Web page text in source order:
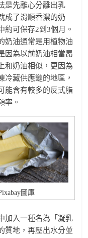
是先離心分離出乳
成了滑順香濃的奶
約可保存2到3個月。
奶油通常是用植物油
因為以前奶油相當昂
和奶油相似，更因為
冷藏供應鏈的地區，
能含有較多的反式脂
率。
圖庫
加入一種名為「凝乳
質地，再壓出水分並